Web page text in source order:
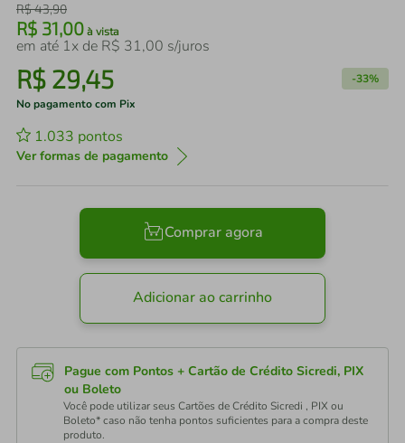
R$43,90
R$ 31,00 à vista
em até 1x de R$ 31,00 s/juros
R$ 29,45 -33%
No pagamento com Pix
1.033 pontos
Ver formas de pagamento
Comprar agora
Adicionar ao carrinho
Pague com Pontos + Cartão de Crédito Sicredi, PIX
ou Boleto
Você pode utilizar seus Cartões de Crédito Sicredi , PIX ou
Boleto* caso não tenha pontos suficientes para a compra deste
produto.